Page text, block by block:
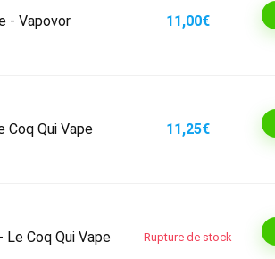
- Vapovor 11,00€
Coq Qui Vape 11,25€
Coq Qui Vape Rupture de stock